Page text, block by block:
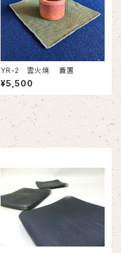
YR-2 雲火焼 蓋置
¥5,500